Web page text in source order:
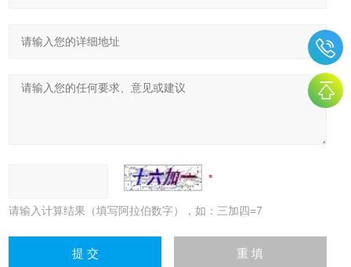
请输入计算结果（填写阿拉伯数字），如：三加四=7